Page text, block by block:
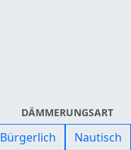
DÄMMERUNGSART
Bürgerlich Nautisch